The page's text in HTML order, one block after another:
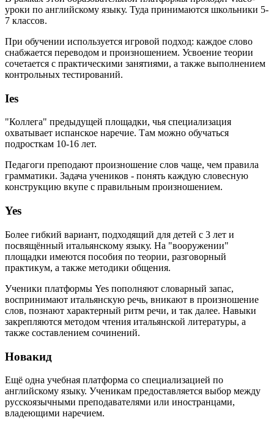
уроки по английскому языку. Туда принимаются школьники 5-
7 классов.
При обучении используется игровой подход: каждое слово
снабжается переводом и произношением. Усвоение теории
сочетается с практическими занятиями, а также выполнением
контрольных тестирований.
Ies
"Коллега" предыдущей площадки, чья специализация
охватывает испанское наречие. Там можно обучаться
подросткам 10-16 лет.
Педагоги преподают произношение слов чаще, чем правила
грамматики. Задача учеников - понять каждую словесную
конструкцию вкупе с правильным произношением.
Yes
Более гибкий вариант, подходящий для детей с 3 лет и
посвящённый итальянскому языку. На "вооружении"
площадки имеются пособия по теории, разговорный
практикум, а также методики общения.
Ученики платформы Yes пополняют словарный запас,
воспринимают итальянскую речь, вникают в произношение
слов, познают характерный ритм речи, и так далее. Навыки
закрепляются методом чтения итальянской литературы, а
также составлением сочинений.
Новакид
Ещё одна учебная платформа со специализацией по
английскому языку. Ученикам предоставляется выбор между
русскоязычными преподавателями или иностранцами,
владеющими наречием.